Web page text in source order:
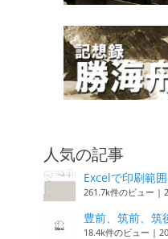
人気の記事
Excelで印刷範
261.7k件のビュー |
豊前、筑前、筑
18.4k件のビュー |